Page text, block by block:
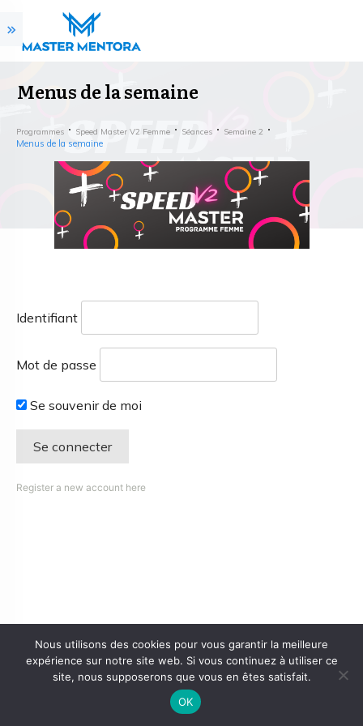
Menus de la semaine
Programmes Speed Master V2 Femme Séances Semaine 2
Menus de la semaine
Identifiant
Mot de passe
Se souvenir de moi
Register a new account here
Nous utilisons des cookies pour vous garantir la meilleure
expérience sur notre site web. Si vous continuez à utiliser ce
site, nous supposerons que vous en êtes satisfait.
OK